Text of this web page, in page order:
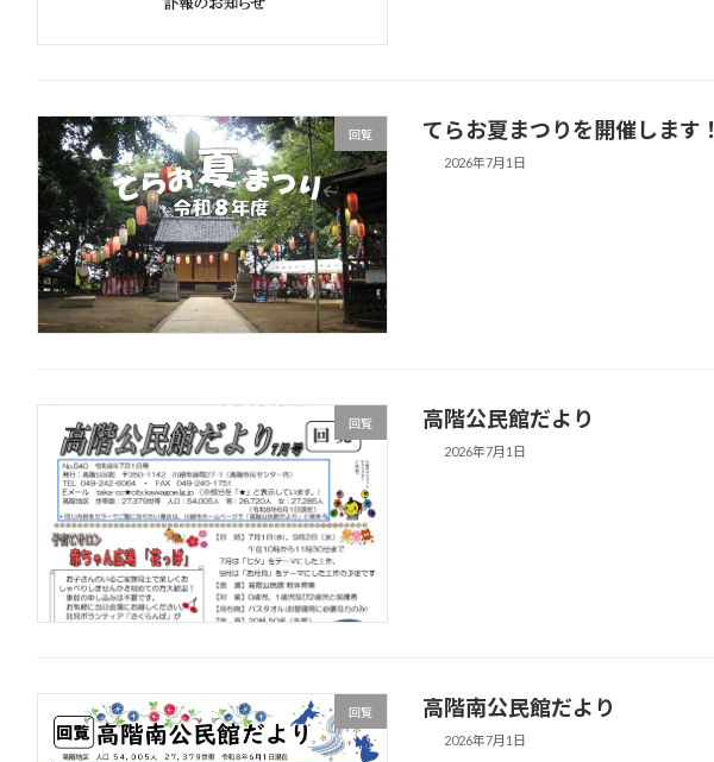
回覧 てらお夏まつりを開催します！
2026年7月1日
回覧 高階公民館だより
2026年7月1日
回覧 高階南公民館だより
2026年7月1日